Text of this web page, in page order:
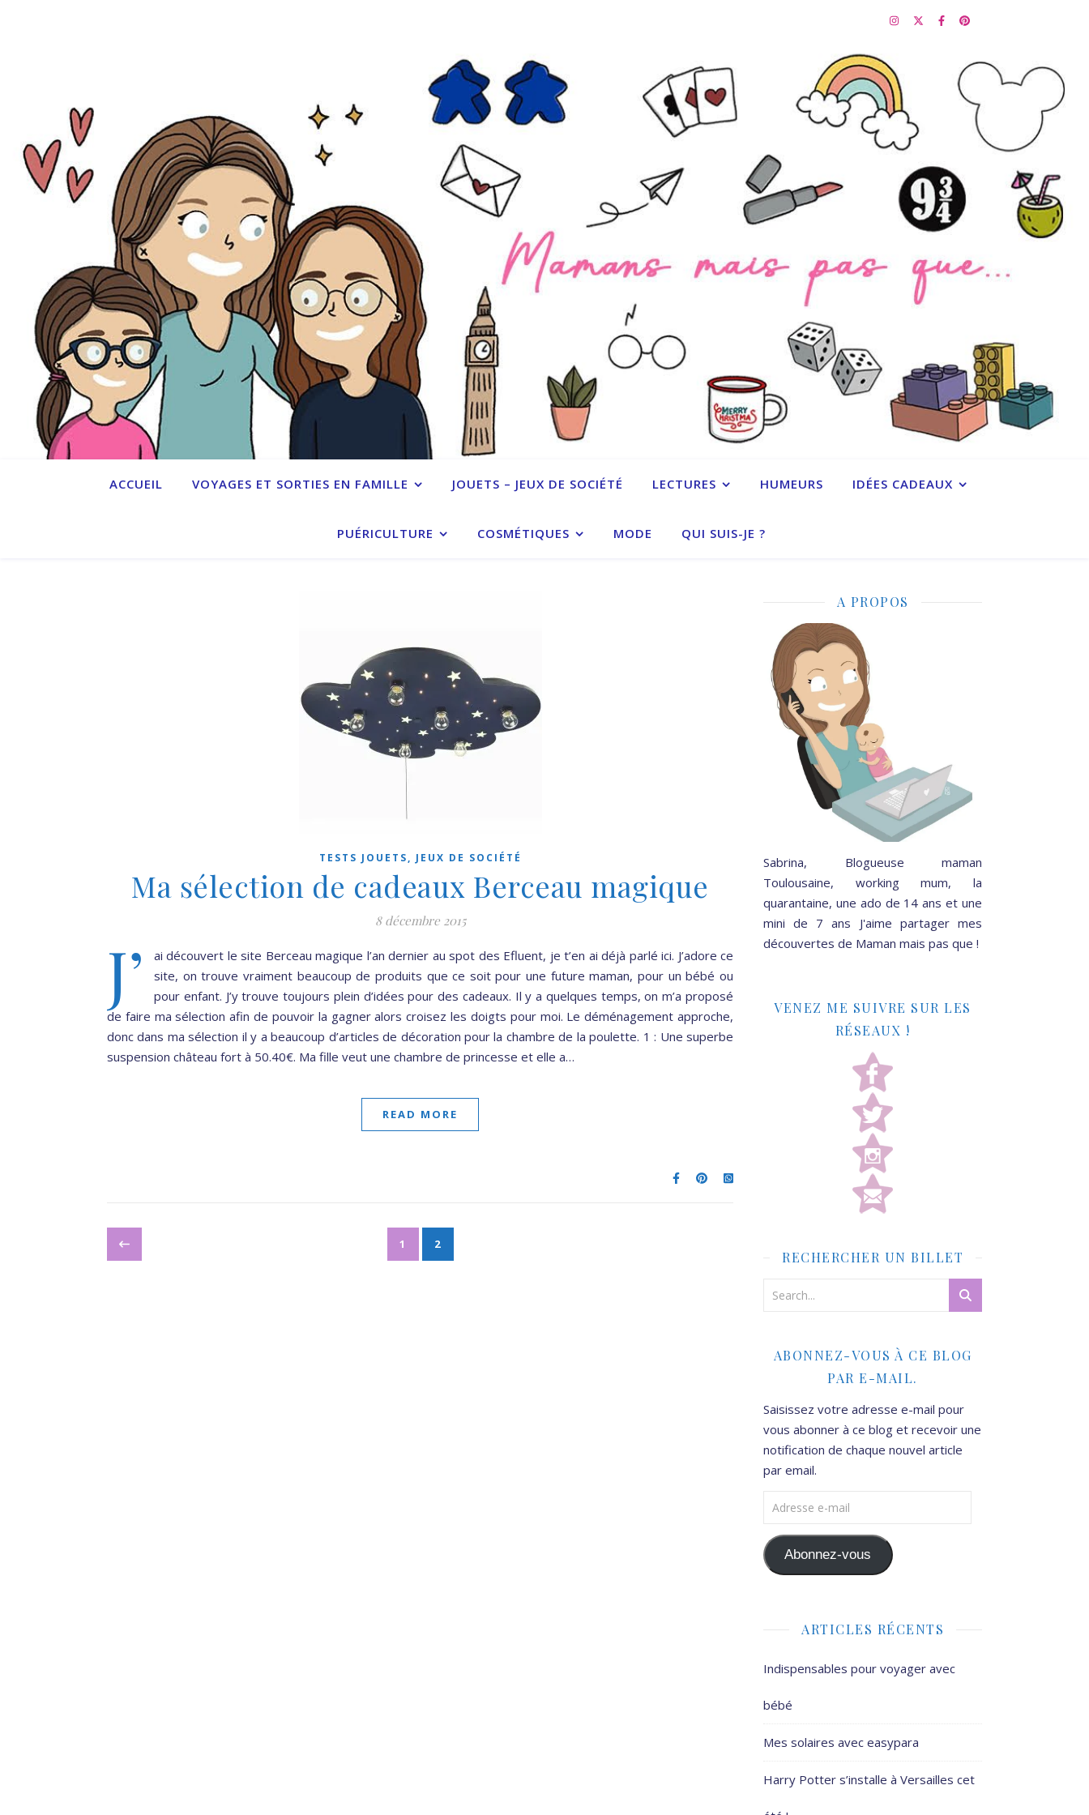
ACCUEIL VOYAGES ET SORTIES EN FAMILLE JOUETS – JEUX DE SOCIÉTÉ LECTURES HUMEURS IDÉES CADEAUX
PUÉRICULTURE COSMÉTIQUES MODE QUI SUIS-JE ?
TESTS JOUETS, JEUX DE SOCIÉTÉ
Ma sélection de cadeaux Berceau magique
8 décembre 2015
J’
ai découvert le site Berceau magique l’an dernier au spot des Efluent, je t’en ai déjà parlé ici. J’adore ce
site, on trouve vraiment beaucoup de produits que ce soit pour une future maman, pour un bébé ou
pour enfant. J’y trouve toujours plein d’idées pour des cadeaux. Il y a quelques temps, on m’a proposé
de faire ma sélection afin de pouvoir la gagner alors croisez les doigts pour moi. Le déménagement approche,
donc dans ma sélection il y a beaucoup d’articles de décoration pour la chambre de la poulette. 1 : Une superbe
suspension château fort à 50.40€. Ma fille veut une chambre de princesse et elle a…
READ MORE
1 2
A PROPOS
Sabrina, Blogueuse maman
Toulousaine, working mum, la
quarantaine, une ado de 14 ans et une
mini de 7 ans J'aime partager mes
découvertes de Maman mais pas que !
VENEZ ME SUIVRE SUR LES
RÉSEAUX !
RECHERCHER UN BILLET
ABONNEZ-VOUS À CE BLOG
PAR E-MAIL.
Saisissez votre adresse e-mail pour
vous abonner à ce blog et recevoir une
notification de chaque nouvel article
par email.
Adresse e-mail
Abonnez-vous
ARTICLES RÉCENTS
Indispensables pour voyager avec
bébé
Mes solaires avec easypara
Harry Potter s’installe à Versailles cet